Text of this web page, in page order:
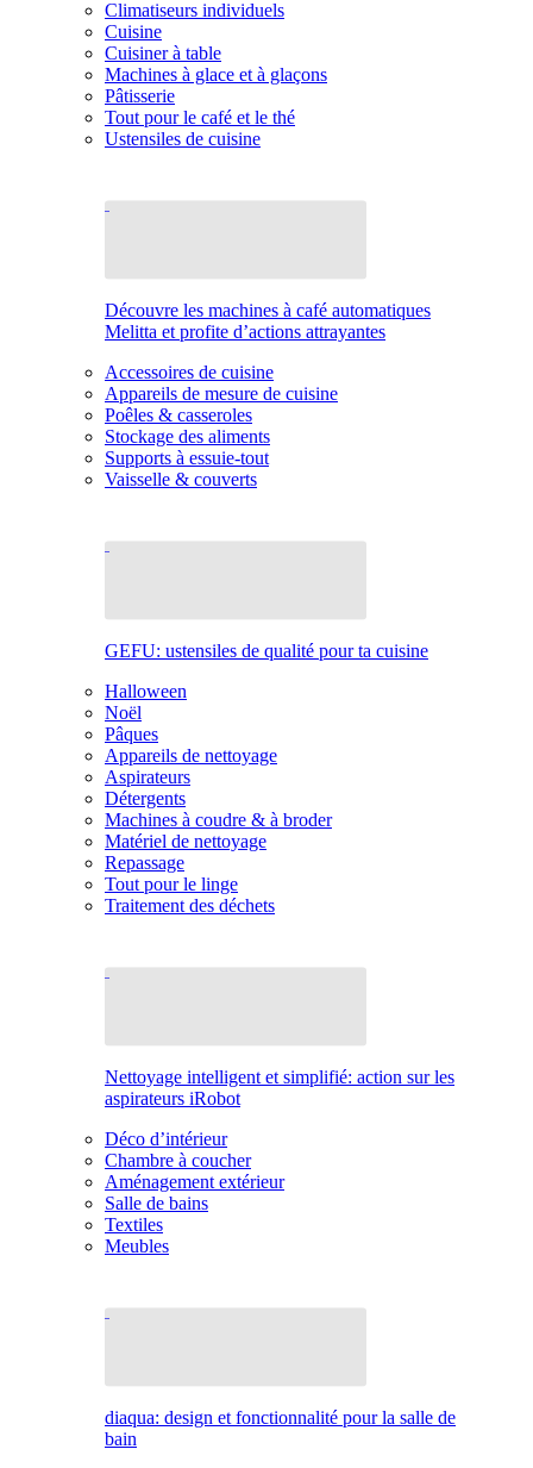
Climatiseurs individuels
Cuisine
Cuisiner à table
Machines à glace et à glaçons
Pâtisserie
Tout pour le café et le thé
Ustensiles de cuisine
Découvre les machines à café automatiques
Melitta et profite d’actions attrayantes
Accessoires de cuisine
Appareils de mesure de cuisine
Poêles & casseroles
Stockage des aliments
Supports à essuie-tout
Vaisselle & couverts
GEFU: ustensiles de qualité pour ta cuisine
Halloween
Noël
Pâques
Appareils de nettoyage
Aspirateurs
Détergents
Machines à coudre & à broder
Matériel de nettoyage
Repassage
Tout pour le linge
Traitement des déchets
Nettoyage intelligent et simplifié: action sur les
aspirateurs iRobot
Déco d’intérieur
Chambre à coucher
Aménagement extérieur
Salle de bains
Textiles
Meubles
diaqua: design et fonctionnalité pour la salle de
bain